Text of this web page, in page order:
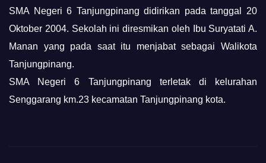
SMA Negeri 6 Tanjungpinang didirikan pada tanggal 20
Oktober 2004. Sekolah ini diresmikan oleh Ibu Suryatati A.
Manan yang pada saat itu menjabat sebagai Walikota
Tanjungpinang.
SMA Negeri 6 Tanjungpinang terletak di kelurahan
Senggarang km.23 kecamatan Tanjungpinang kota.